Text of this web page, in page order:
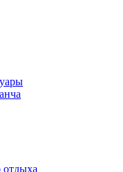
отдыха